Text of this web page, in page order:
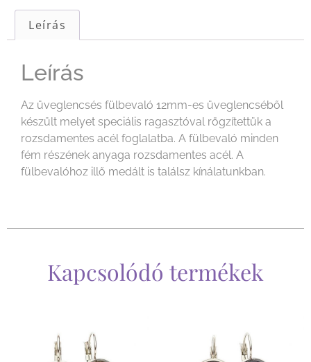
Leírás
Leírás
Az üveglencsés fülbevaló 12mm-es üveglencséből
készült melyet speciális ragasztóval rögzítettük a
rozsdamentes acél foglalatba. A fülbevaló minden
fém részének anyaga rozsdamentes acél. A
fülbevalóhoz illő medált is találsz kínálatunkban.
Kapcsolódó termékek